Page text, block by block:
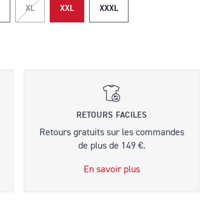
XL XXL XXXL
RETOURS FACILES
Retours gratuits sur les commandes
de plus de 149 €.
En savoir plus